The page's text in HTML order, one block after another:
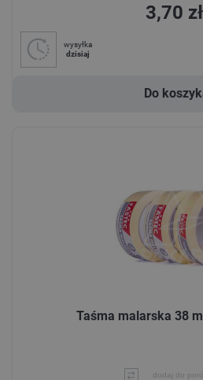
3,70 zł
wysyłka
dzisiaj
Do
Taśma malarska 38
dodaj do